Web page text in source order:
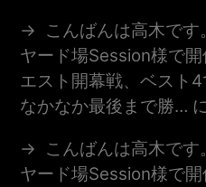
こんばんは高木です
ヤード場session様で
エスト開幕戦、ベスト
なかなか最後まで勝…
こんばんは高木です
ヤード場session様で